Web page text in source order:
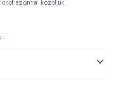
azonnal kezeljük.